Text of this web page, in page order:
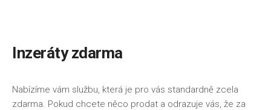
Inzeráty zdarma
Nabízíme vám službu, která je pro vás standardně zcela
zdarma. Pokud chcete něco prodat a odrazuje vás, že za